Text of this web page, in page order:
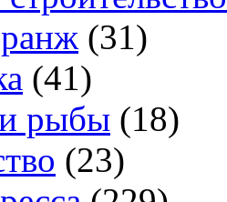
(31)
(41)
рыбы (18)
(23)